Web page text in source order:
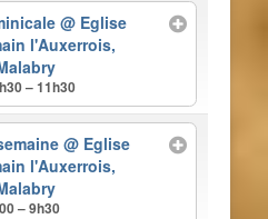
@ Eglise
l'Auxerrois,
– 11h30
@ Eglise
l'Auxerrois,
– 9h30